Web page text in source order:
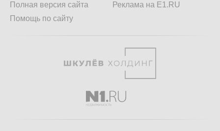
Полная версия сайта
Помощь по сайту
Реклама на E1.RU